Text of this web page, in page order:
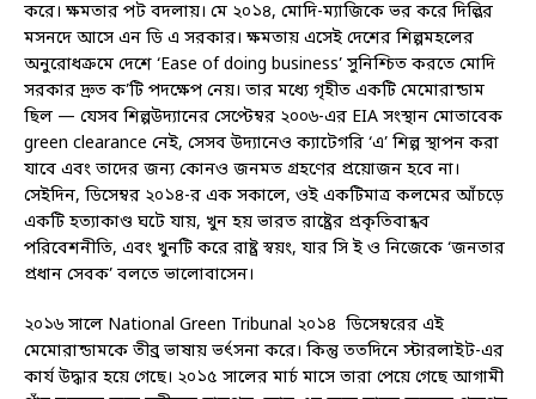
করে। ক্ষমতার পট বদলায়। মে ২০১৪, মোদি-ম্যাজিকে ভর করে দিল্লির
মসনদে আসে এন ডি এ সরকার। ক্ষমতায় এসেই দেশের শিল্পমহলের
অনুরোধক্রমে দেশে ‘Ease of doing business’ সুনিশ্চিত করতে মোদি
সরকার দ্রুত ক’টি পদক্ষেপ নেয়। তার মধ্যে গৃহীত একটি মেমোরান্ডাম
ছিল — যেসব শিল্পউদ্যানের সেপ্টেম্বর ২০০৬-এর EIA সংস্থান মোতাবেক
green clearance নেই, সেসব উদ্যানেও ক্যাটেগরি ‘এ’ শিল্প স্থাপন করা
যাবে এবং তাদের জন্য কোনও জনমত গ্রহণের প্রয়োজন হবে না।
সেইদিন, ডিসেম্বর ২০১৪-র এক সকালে, ওই একটিমাত্র কলমের আঁচড়ে
একটি হত্যাকাণ্ড ঘটে যায়, খুন হয় ভারত রাষ্ট্রের প্রকৃতিবান্ধব
পরিবেশনীতি, এবং খুনটি করে রাষ্ট্র স্বয়ং, যার সি ই ও নিজেকে ‘জনতার
প্রধান সেবক’ বলতে ভালোবাসেন।
২০১৬ সালে National Green Tribunal ২০১৪ ডিসেম্বরের এই
মেমোরান্ডামকে তীব্র ভাষায় ভর্ৎসনা করে। কিন্তু ততদিনে স্টারলাইট-এর
কার্য উদ্ধার হয়ে গেছে। ২০১৫ সালের মার্চ মাসে তারা পেয়ে গেছে আগামী